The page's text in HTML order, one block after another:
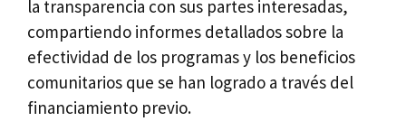
la transparencia con sus partes interesadas,
compartiendo informes detallados sobre la
efectividad de los programas y los beneficios
comunitarios que se han logrado a través del
financiamiento previo.